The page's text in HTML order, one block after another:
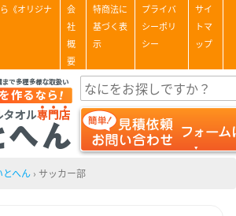
《オリジナ
会
社
概
要
特商法に
基づく表
示
プライバ
シーポリ
シー
サイ
トマ
ップ
とへん › サッカー部